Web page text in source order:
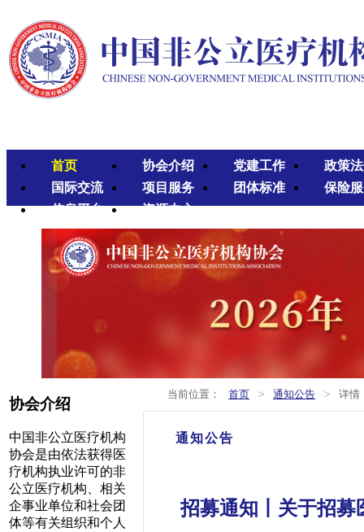
首页 协会介绍 党建工作
政策
国际交流
项目服务 团体标准
保险
信息平台
资源中心
协会介绍
中国非公立医疗机构
协会是由依法获得医
疗机构执业许可的非
公立医疗机构、相关
企事业单位和社会团
体等有关组织和个人
当前位置： 首页 > 通知公告 > 详情
通知公告
招募通知丨关于招募